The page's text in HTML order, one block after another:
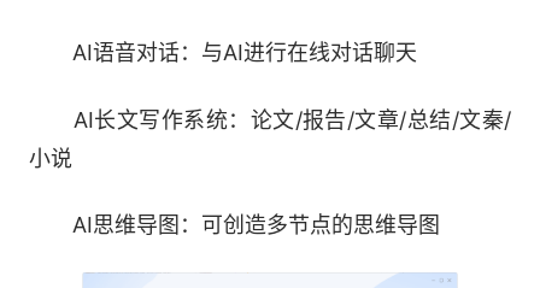
AI语音对话：与AI进行在线对话聊天
AI长文写作系统：论文/报告/文章/总结/文秦/
小说
AI思维导图：可创造多节点的思维导图